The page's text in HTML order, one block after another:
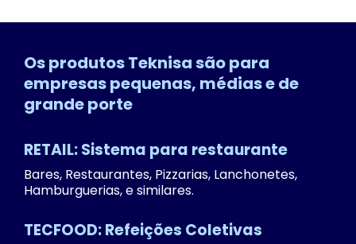
Os produtos Teknisa são para
empresas pequenas, médias e de
grande porte
RETAIL: Sistema para restaurante
Bares, Restaurantes, Pizzarias, Lanchonetes,
Hamburguerias, e similares.
TECFOOD: Refeições Coletivas